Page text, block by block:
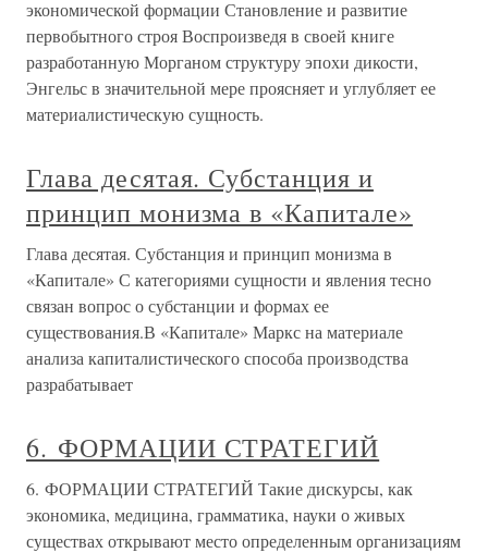
экономической формации Становление и развитие
первобытного строя Воспроизведя в своей книге
разработанную Морганом структуру эпохи дикости,
Энгельс в значительной мере проясняет и углубляет ее
материалистическую сущность.
Глава десятая. Субстанция и
принцип монизма в «Капитале»
Глава десятая. Субстанция и принцип монизма в
«Капитале» С категориями сущности и явления тесно
связан вопрос о субстанции и формах ее
существования.В «Капитале» Маркс на материале
анализа капиталистического способа производства
разрабатывает
6. ФОРМАЦИИ СТРАТЕГИЙ
6. ФОРМАЦИИ СТРАТЕГИЙ Такие дискурсы, как
экономика, медицина, грамматика, науки о живых
существах открывают место определенным организациям